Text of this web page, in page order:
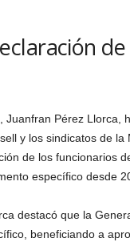
Juanfran Pérez Llorca,
y los sindicatos de la
de los funcionarios
específico desde
destacó que la
beneficiando a